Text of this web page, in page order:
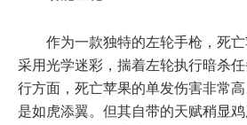
作为一款独特的左轮手枪，死
采用光学迷彩，揣着左轮执行暗杀
行方面，死亡苹果的单发伤害非常
是如虎添翼。但其自带的天赋稍显